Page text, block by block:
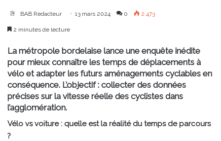
BAB Redacteur 13 mars 2024 0 2 473
2 minutes de lecture
La métropole bordelaise lance une enquête inédite
pour mieux connaître les temps de déplacements à
vélo et adapter les futurs aménagements cyclables en
conséquence. L’objectif : collecter des données
précises sur la vitesse réelle des cyclistes dans
l’agglomération.
Vélo vs voiture : quelle est la réalité du temps de parcours
?